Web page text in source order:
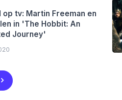
op tv: Martin Freeman en
in 'The Hobbit: An
Journey'